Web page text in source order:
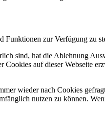
Funktionen zur Verfügung zu
sind, hat die Ablehnung
auf dieser Webseite
wieder nach Cookies
nutzen zu können.